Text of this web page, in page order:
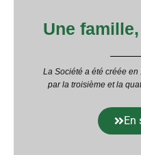
Une
La Société a été créée
par la troisième et la
En